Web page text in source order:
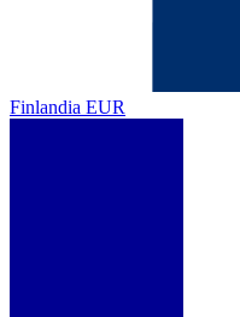
Finlandia EUR